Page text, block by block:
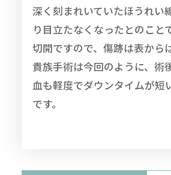
深く刻まれいていたほうれい
り目立たなくなったとのこと
切開ですので、傷跡は表から
貴族手術は今回のように、術
血も軽度でダウンタイムが短
です。